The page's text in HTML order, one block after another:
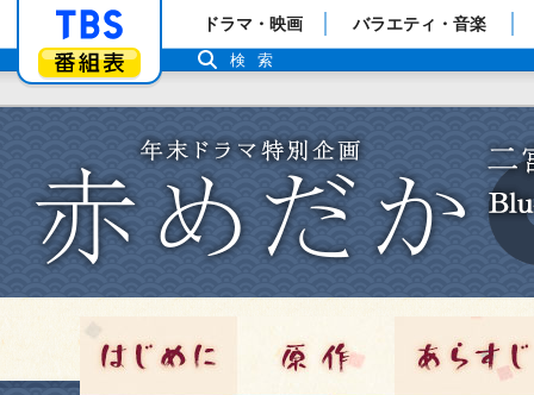
「TBSテレビ」トップページ
番組表
ドラマ・映画 バラエティ・音楽
検索